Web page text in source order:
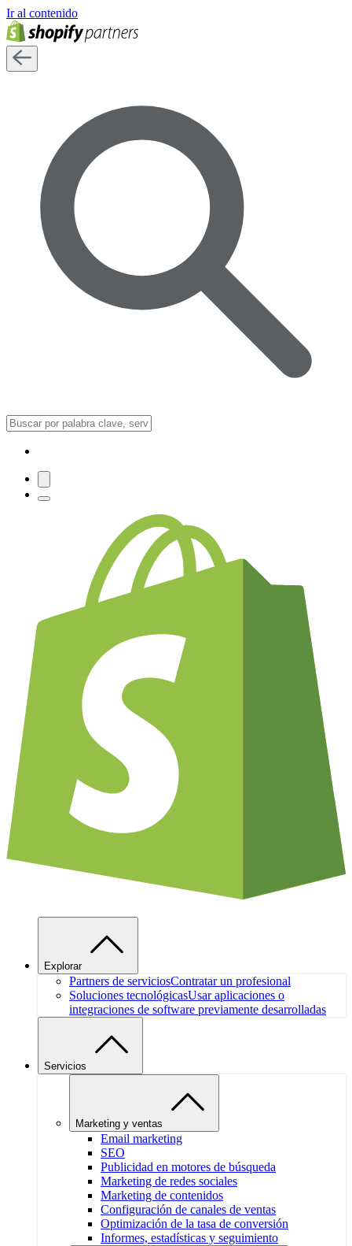
Ir al contenido
Explorar
Partners de serviciosContratar un profesional
Soluciones tecnológicasUsar aplicaciones o
integraciones de software previamente desarrolladas
Servicios
Marketing y ventas
Email marketing
SEO
Publicidad en motores de búsqueda
Marketing de redes sociales
Marketing de contenidos
Configuración de canales de ventas
Optimización de la tasa de conversión
Informes, estadísticas y seguimiento